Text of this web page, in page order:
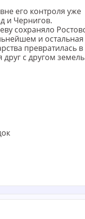
его контроля уже
и Чернигов.
сохраняло
и остальная
превратилась в
с другом